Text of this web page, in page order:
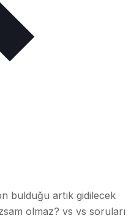
bulduğu artık gidilecek
olmaz? vs vs soruları